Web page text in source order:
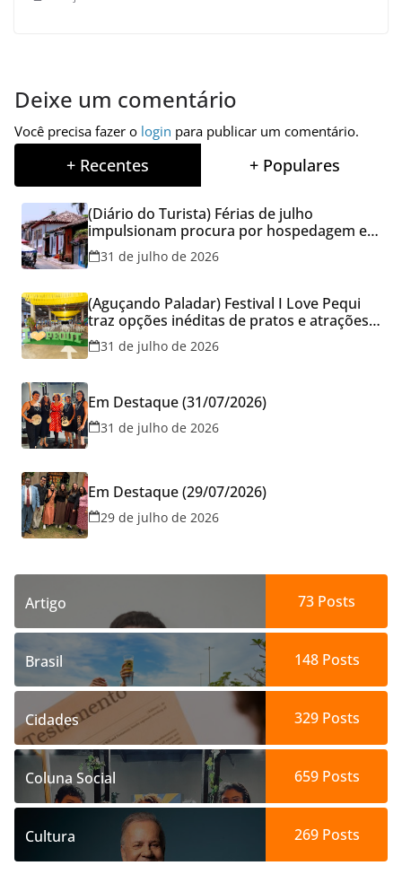
Deixe um comentário
Você precisa fazer o login para publicar um comentário.
+ Recentes + Populares
(Diário do Turista) Férias de julho
impulsionam procura por hospedagem em
Goiás e reforçam cuidados na hora de
reservar viagens
31 de julho de 2026
(Aguçando Paladar) Festival I Love Pequi
traz opções inéditas de pratos e atrações
gratuitas no fim de semana dos Pais em
Goiânia
31 de julho de 2026
Em Destaque (31/07/2026)
31 de julho de 2026
Em Destaque (29/07/2026)
29 de julho de 2026
Artigo 73 Posts
Brasil 148Posts
Cidades 329Posts
Coluna Social 659Posts
Cultura 269Posts